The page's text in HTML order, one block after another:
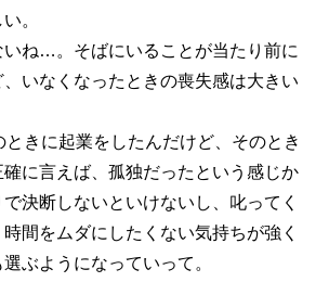
。
ね…。そばにいることが当たり前に
いなくなったときの喪失感は大きい
きに起業をしたんだけど、そのとき
に言えば、孤独だったという感じか
決断しないといけないし、叱ってく
間をムダにしたくない気持ちが強く
ぶようになっていって。